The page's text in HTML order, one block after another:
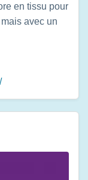
en tissu pour
avec un